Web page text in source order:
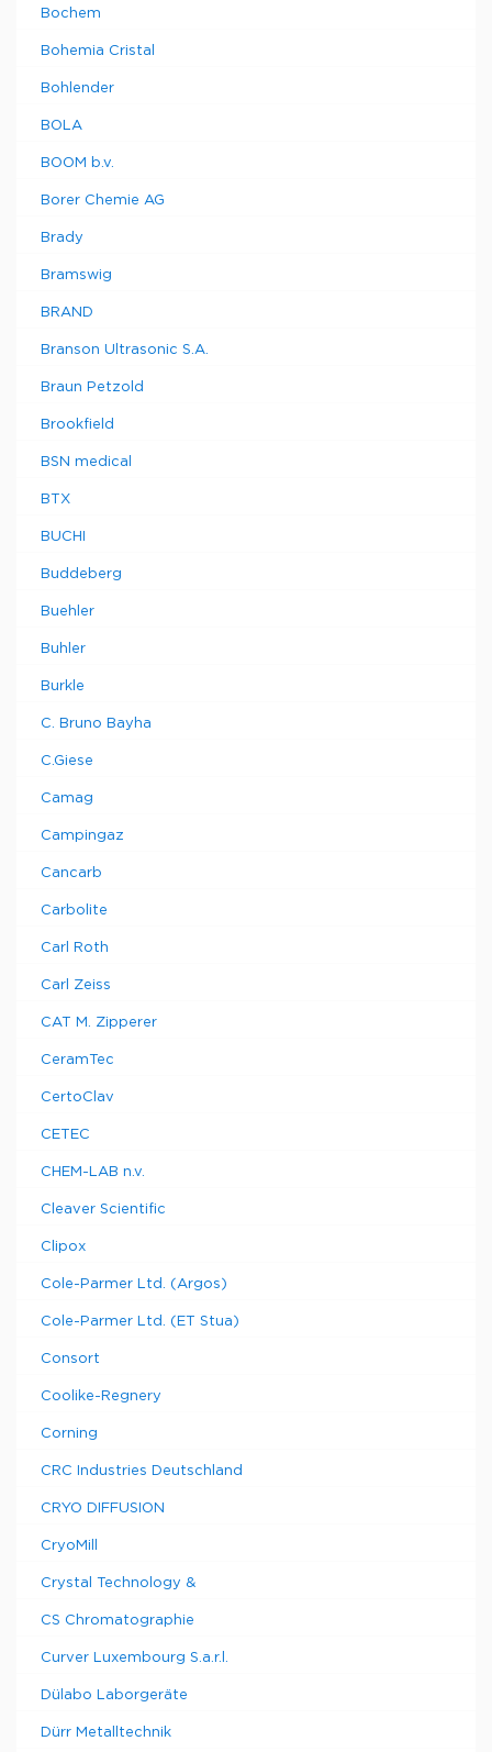
Bochem
Bohemia Cristal
Bohlender
BOLA
BOOM b.v.
Borer Chemie AG
Brady
Bramswig
BRAND
Branson Ultrasonic S.A.
Braun Petzold
Brookfield
BSN medical
BTX
BUCHI
Buddeberg
Buehler
Buhler
Burkle
C. Bruno Bayha
C.Giese
Camag
Campingaz
Cancarb
Carbolite
Carl Roth
Carl Zeiss
CAT M. Zipperer
CeramTec
CertoClav
CETEC
CHEM-LAB n.v.
Cleaver Scientific
Clipox
Cole-Parmer Ltd. (Argos)
Cole-Parmer Ltd. (ET Stua)
Consort
Coolike-Regnery
Corning
CRC Industries Deutschland
CRYO DIFFUSION
CryoMill
Crystal Technology &
CS Chromatographie
Curver Luxembourg S.a.r.l.
Dülabo Laborgeräte
Dürr Metalltechnik